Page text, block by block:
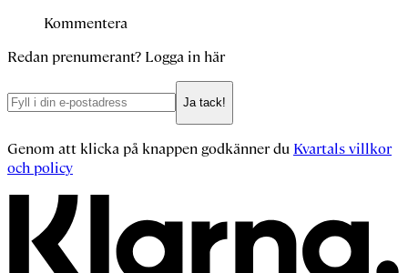
Kommentera
Redan prenumerant? Logga in här
Ja tack!
Genom att klicka på knappen godkänner du Kvartals villkor
och policy